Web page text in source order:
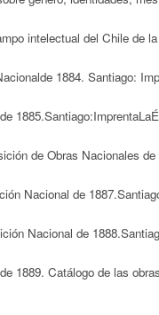
intelectual del Chile de
1884. Santiago:
de Obras Nacionales
Nacional de
Nacional de
1889. Catálogo de las